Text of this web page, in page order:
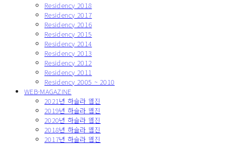
Residency 2018
Residency 2017
Residency 2016
Residency 2015
Residency 2014
Residency 2013
Residency 2012
Residency 2011
Residency 2005 ~ 2010
WEB-MAGAZINE
2021년 하슬라 웹진
2019년 하슬라 웹진
2020년 하슬라 웹진
2018년 하슬라 웹진
2017년 하슬라 웹진